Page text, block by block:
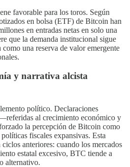
favorable para los toros. Según
en bolsa (ETF) de Bitcoin han
en entradas netas en solo una
que la demanda institucional sigue
una reserva de valor emergente
y narrativa alcista
político. Declaraciones
al crecimiento económico y
la percepción de Bitcoin como
fiscales expansivas. Esta
anteriores: cuando los mercados
estatal excesivo, BTC tiende a
alternativo.